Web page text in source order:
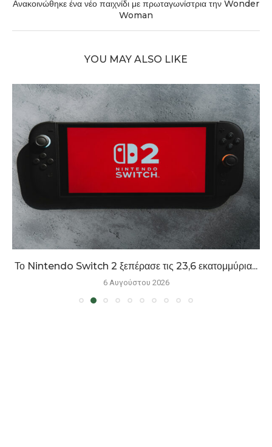
Ανακοινώθηκε ένα νέο παιχνίδι με πρωταγωνίστρια την Wonder
Woman
YOU MAY ALSO LIKE
Το Nintendo Switch 2 ξεπέρασε τις 23,6 εκατομμύρια...
6 Αυγούστου 2026